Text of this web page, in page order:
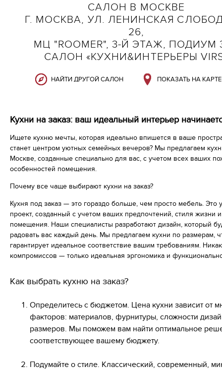
САЛОН В МОСКВЕ
Г. МОСКВА, УЛ. ЛЕНИНСКАЯ
26,
МЦ "ROOMER", 3-Й ЭТАЖ, ПОДИУМ
САЛОН «КУХНИ&ИНТЕРЬЕРЫ
НАЙТИ ДРУГОЙ САЛОН ПОКАЗАТЬ НА КАРТЕ
Кухни на заказ: ваш идеальный интерьер
Ищете кухню мечты, которая идеально впишется в ваше
станет центром уютных семейных вечеров? Мы предлагаем
Москве, созданные специально для вас, с учетом всех ваших
особенностей помещения.
Почему все чаще выбирают кухни на заказ?
Кухня под заказ — это гораздо больше, чем просто мебель. Это
проект, созданный с учетом ваших предпочтений, стиля жизни
помещения. Наши специалисты разработают дизайн, который
радовать вас каждый день. Мы предлагаем кухни по размерам,
гарантирует идеальное соответствие вашим требованиям.
компромиссов — только идеальная эргономика и
Как выбрать кухню на заказ?
Определитесь с бюджетом. Цена кухни зависит от
факторов: материалов, фурнитуры, сложности
размеров. Мы поможем вам найти оптимальное
соответствующее вашему бюджету.
Подумайте о стиле. Классический, современный,